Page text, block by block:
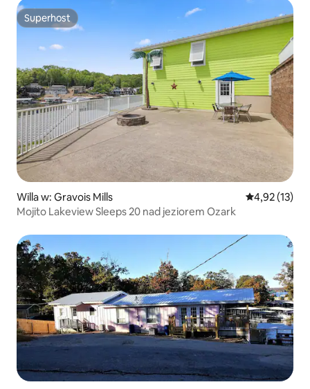
Superhost
Superhost
Willa w: Gravois Mills Średnia
4,92 (13)
Mojito Lakeview Sleeps 20 nad jeziorem Ozark